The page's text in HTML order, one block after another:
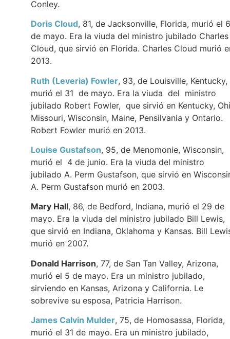
Conley.
Doris Cloud, 81, de Jacksonville, Florida, murió el 6
de mayo. Era la viuda del ministro jubilado Charles
Cloud, que sirvió en Florida. Charles Cloud murió
2013.
Ruth (Leveria) Fowler, 93, de Louisville, Kentucky,
murió el 31 de mayo. Era la viuda del ministro
jubilado Robert Fowler, que sirvió en Kentucky,
Missouri, Wisconsin, Maine, Pensilvania y Ontario.
Robert Fowler murió en 2013.
Louise Gustafson, 95, de Menomonie, Wisconsin,
murió el 4 de junio. Era la viuda del ministro
jubilado A. Perm Gustafson, que sirvió en
A. Perm Gustafson murió en 2003.
Mary Hall, 86, de Bedford, Indiana, murió el 29 de
mayo. Era la viuda del ministro jubilado Bill Lewis,
que sirvió en Indiana, Oklahoma y Kansas. Bill
murió en 2007.
Donald Harrison, 77, de San Tan Valley, Arizona,
murió el 5 de mayo. Era un ministro jubilado,
sirviendo en Kansas, Arizona y California. Le
sobrevive su esposa, Patricia Harrison.
James Calvin Mulder, 75, de Homosassa, Florida,
murió el 31 de mayo. Era un ministro jubilado,